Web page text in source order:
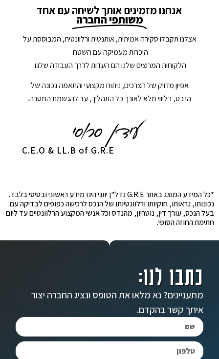
אנחנו מזמינים אותך לשיחה עם אחד
משותפי החברה
אצלנו תקבלו סקירה אמיתית, אותנטית ורלוונטית, המבוססת על
היכרות מעמיקה עם השטח.
הלקוחות המרוצים שלנו הם העדות לדרך העבודה שלנו.
אפיון מדויק של הצרכים, ניתוח מקצועי והתאמה נכונה של
הנכס, בליווי מלא לאורך כל התהליך, עד להגשמת המטרה.
C.E.O & LL.B of G.R.E
*כל המידע המוצג באתר G.R.E נדל"ן יווני הינו מידע ראשוני ובסיסי בלבד.
נכונותו, נראותו, חוקיותו ורלוונטיותו של הנכס לרכישה כפופים לבדיקה עם
בעל הנכס, עורך דין, נוטריון, מהנדס וכל אנשי המקצוע הרלוונטיים עד ליום
חתימת החוזה הסופי.
כתבו לנו:
מתעניינים? נא מלאו את הטופס ונציג החברה יצור
איתך קשר בהקדם.